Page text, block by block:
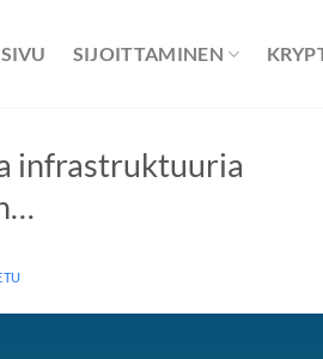
SIJOITTAMINEN
infrastruktuuria